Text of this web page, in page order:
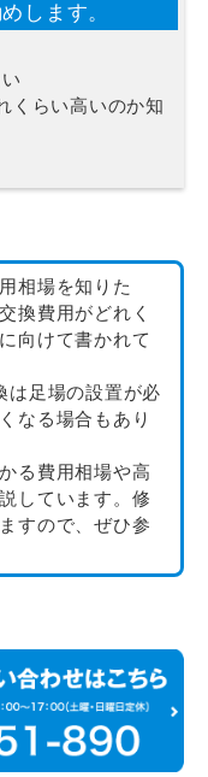
します。
くらい高いのか知
相場を知りた
換費用がどれく
向けて書かれて
は足場の設置が必
なる場合もあり
る費用相場や高
しています。 修
すので、ぜひ参